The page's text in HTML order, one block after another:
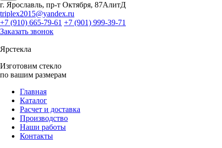
г. Ярославль, пр-т Октября, 87АлитД
triplex2015@yandex.ru
+7 (910) 665-79-61 +7 (901) 999-39-71
Заказать звонок
Ярстекла
Изготовим стекло
по вашим размерам
Главная
Каталог
Расчет и доставка
Производство
Наши работы
Контакты